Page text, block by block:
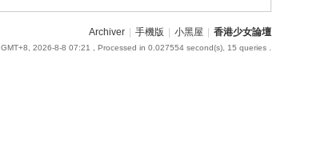
Archiver 手機版 小黑屋 香港少女論壇
GMT+8, 2026-8-8 07:21 , Processed in 0.027554 second(s), 15 queries .